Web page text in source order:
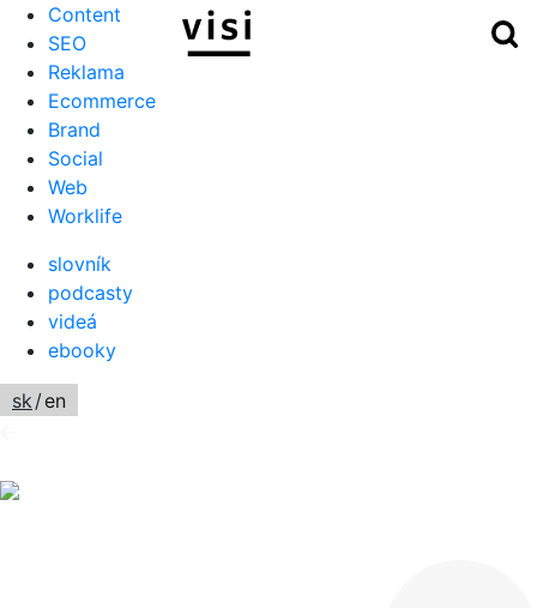
Menu
Content
SEO
Reklama
Ecommerce
Brand
Social
Web
Worklife
slovník
podcasty
videá
ebooky
sk/en